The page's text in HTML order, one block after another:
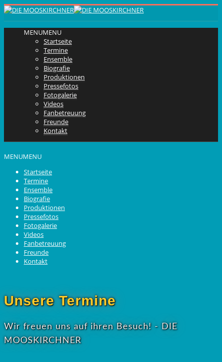
MENUMENU
Startseite
Termine
Ensemble
Biografie
Produktionen
Pressefotos
Fotogalerie
Videos
Fanbetreuung
Freunde
Kontakt
MENUMENU
Startseite
Termine
Ensemble
Biografie
Produktionen
Pressefotos
Fotogalerie
Videos
Fanbetreuung
Freunde
Kontakt
Unsere Termine
Wir freuen uns auf ihren Besuch! - DIE
MOOSKIRCHNER